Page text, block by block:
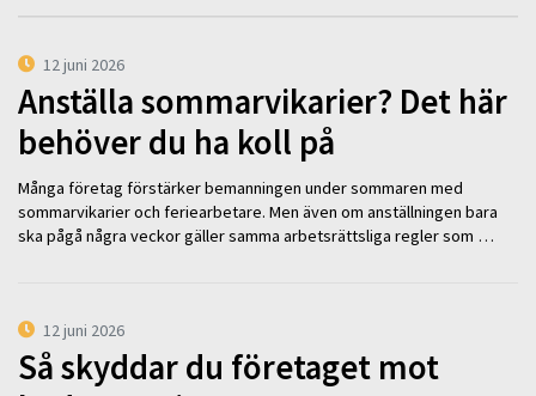
12 juni 2026
Anställa sommarvikarier? Det här
behöver du ha koll på
Många företag förstärker bemanningen under sommaren med
sommarvikarier och feriearbetare. Men även om anställningen bara
ska pågå några veckor gäller samma arbetsrättsliga regler som …
12 juni 2026
Så skyddar du företaget mot